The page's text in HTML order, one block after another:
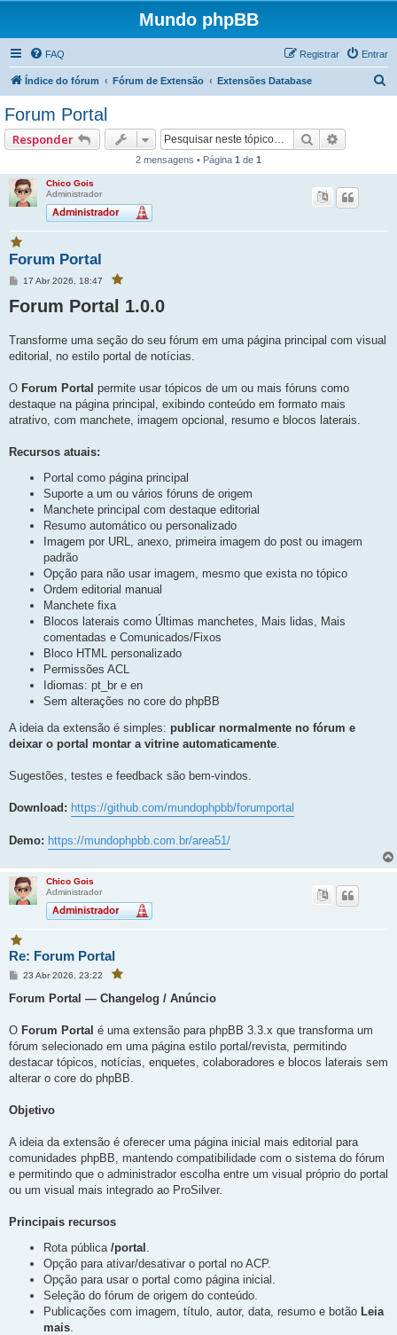
Mundo phpBB
FAQ Entrar
Registrar
Índice do fórum Fórum de Extensão Extensões Database
a
Forum Portal
Responder Pesquisar
2 mensagens • Página 1 de 1
Chico Gois
Administrador
V
o
ê
a
o
r
i
o
e
s
a
p
Forum Portal
M
n
s
e
m
17 Abr 2026, 18:47
V
c
v
o
r
u
e
s
a
g
e
m
Forum Portal 1.0.0
Transforme uma seção do seu fórum em uma página principal com visual
editorial, no estilo portal de notícias.
O Forum Portal permite usar tópicos de um ou mais fóruns como
destaque na página principal, exibindo conteúdo em formato mais
atrativo, com manchete, imagem opcional, resumo e blocos laterais.
Recursos atuais:
Portal como página principal
Suporte a um ou vários fóruns de origem
Manchete principal com destaque editorial
Resumo automático ou personalizado
Imagem por URL, anexo, primeira imagem do post ou imagem
padrão
Opção para não usar imagem, mesmo que exista no tópico
Ordem editorial manual
Manchete fixa
Blocos laterais como Últimas manchetes, Mais lidas, Mais
comentadas e Comunicados/Fixos
Bloco HTML personalizado
Permissões ACL
Idiomas: pt_br e en
Sem alterações no core do phpBB
A ideia da extensão é simples: publicar normalmente no fórum e
deixar o portal montar a vitrine automaticamente
Sugestões, testes e feedback são bem-vindos.
Download: https://github.com/mundophpbb/forumportal
Demo: https://mundophpbb.com.br/area51/
Chico Gois
Administrador
V
o
c
ê
f
o
r
t
o
e
a
p
s
t
g
Re: Forum Portal
M
n
g
m
23 Abr 2026, 23:22
V
c
ê
v
r
i
t
o
u
o
s
a
g
e
m
Forum Portal — Changelog / Anúncio
O Forum Portal é uma extensão para phpBB 3.3.x que transforma um
fórum selecionado em uma página estilo portal/revista, permitindo
destacar tópicos, notícias, enquetes, colaboradores e blocos laterais sem
alterar o core do phpBB.
Objetivo
A ideia da extensão é oferecer uma página inicial mais editorial para
comunidades phpBB, mantendo compatibilidade com o sistema do fórum
e permitindo que o administrador escolha entre um visual próprio do portal
ou um visual mais integrado ao ProSilver.
Principais recursos
Rota pública /portal
Opção para ativar/desativar o portal no ACP.
Opção para usar o portal como página inicial.
Seleção do fórum de origem do conteúdo.
Publicações com imagem, título, autor, data, resumo e botão Leia
mais